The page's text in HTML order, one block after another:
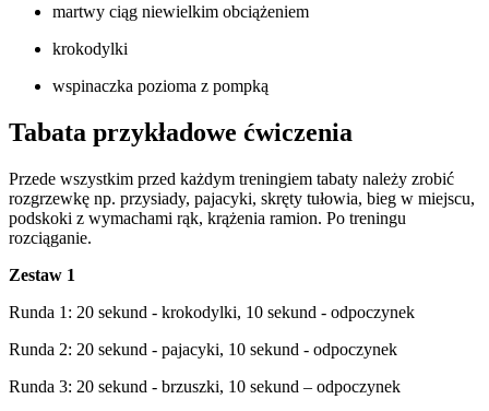
martwy ciąg niewielkim obciążeniem
krokodylki
wspinaczka pozioma z pompką
Tabata przykładowe ćwiczenia
Przede wszystkim przed każdym treningiem tabaty należy zrobić
rozgrzewkę np. przysiady, pajacyki, skręty tułowia, bieg w miejscu,
podskoki z wymachami rąk, krążenia ramion. Po treningu
rozciąganie.
Zestaw 1
Runda 1: 20 sekund - krokodylki, 10 sekund - odpoczynek
Runda 2: 20 sekund - pajacyki, 10 sekund - odpoczynek
Runda 3: 20 sekund - brzuszki, 10 sekund – odpoczynek